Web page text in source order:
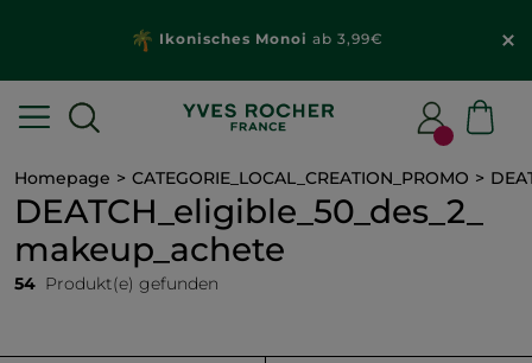
Wähle dein Geschenk
mit deiner Bestellung
Homepage CATEGORIE_LOCAL_CREATION_PROMO
DEATCH_eligible_50_des_2_
makeup_achete
54 Produkt(e) gefunden